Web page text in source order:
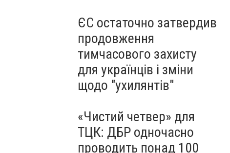
ЄС остаточно затвердив
продовження
тимчасового захисту
для українців і зміни
щодо "ухилянтів"
«Чистий четвер» для
ТЦК: ДБР одночасно
проводить понад 100